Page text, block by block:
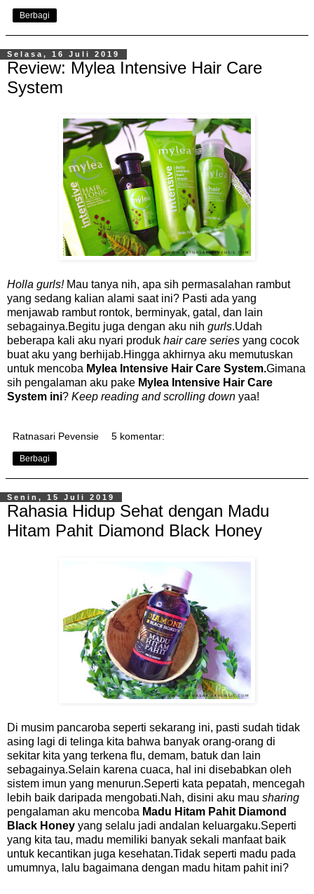
Berbagi
Selasa, 16 Juli 2019
Review: Mylea Intensive Hair Care
System
Holla gurls!Mau tanya nih, apa sih permasalahan rambut
yang sedang kalian alami saat ini? Pasti ada yang
menjawab rambut rontok, berminyak, gatal, dan lain
sebagainya.Begitu juga dengan aku nih gurls.Udah
beberapa kali aku nyari produk hair care series yang cocok
buat aku yang berhijab.Hingga akhirnya aku memutuskan
untuk mencoba Mylea Intensive Hair Care System.Gimana
sih pengalaman aku pake Mylea Intensive Hair Care
System ini? Keep reading and scrolling down yaa!
Ratnasari Pevensie 5 komentar:
Berbagi
Senin, 15 Juli 2019
Rahasia Hidup Sehat dengan Madu
Hitam Pahit Diamond Black Honey
Di musim pancaroba seperti sekarang ini, pasti sudah tidak
asing lagi di telinga kita bahwa banyak orang-orang di
sekitar kita yang terkena flu, demam, batuk dan lain
sebagainya.Selain karena cuaca, hal ini disebabkan oleh
sistem imun yang menurun.Seperti kata pepatah, mencegah
lebih baik daripada mengobati.Nah, disini aku mau sharing
pengalaman aku mencoba Madu Hitam Pahit Diamond
Black Honey yang selalu jadi andalan keluargaku.Seperti
yang kita tau, madu memiliki banyak sekali manfaat baik
untuk kecantikan juga kesehatan.Tidak seperti madu pada
umumnya, lalu bagaimana dengan madu hitam pahit ini?